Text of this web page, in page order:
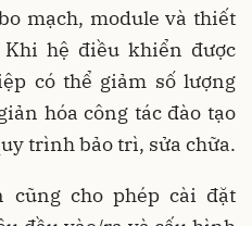
mạch, module và thiết
hệ điều khiển được
có thể giảm số lượng
hóa công tác đào tạo
trình bảo trì, sửa chữa.
cũng cho phép cài đặt